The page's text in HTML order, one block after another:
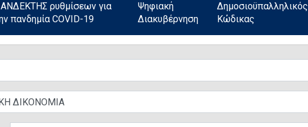
ρυθμίσεων για
πανδημία COVID-19
Ψηφιακή
Διακυβέρνηση
Δημοσιοϋπαλληλικός
Κώδικας